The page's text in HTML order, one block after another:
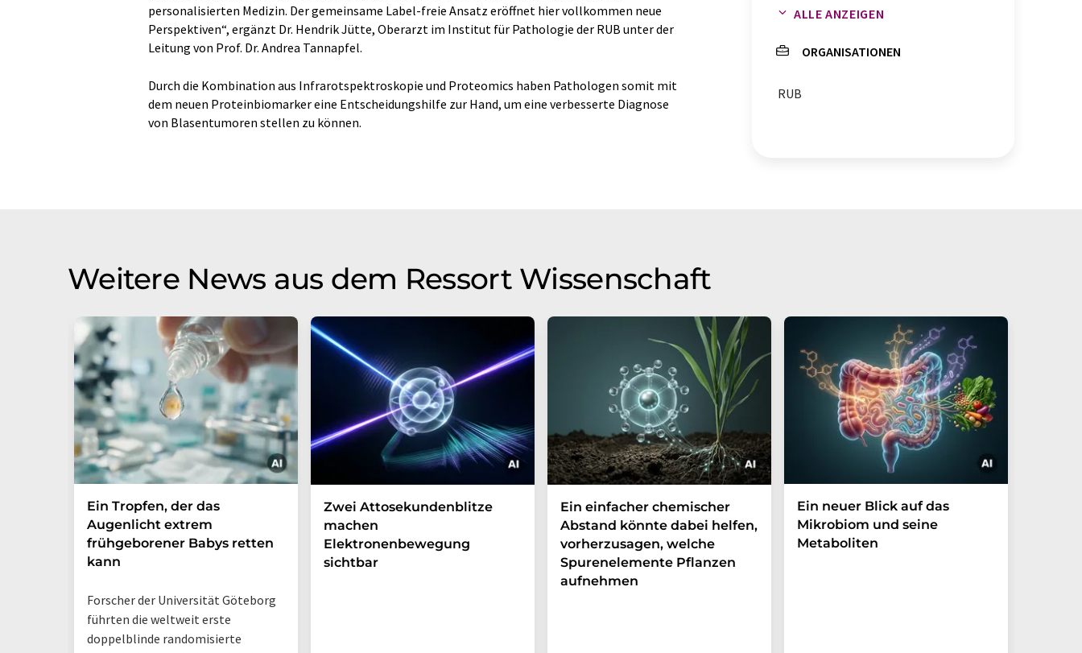
personalisierten Medizin. Der gemeinsame Label-freie Ansatz eröffnet hier vollkommen neue
Perspektiven“, ergänzt Dr. Hendrik Jütte, Oberarzt im Institut für Pathologie der RUB unter der
Leitung von Prof. Dr. Andrea Tannapfel.
Durch die Kombination aus Infrarotspektroskopie und Proteomics haben Pathologen somit mit
dem neuen Proteinbiomarker eine Entscheidungshilfe zur Hand, um eine verbesserte Diagnose
von Blasentumoren stellen zu können.
Proteinbiomarker
Infrarotspektroskopie
Proteomics
ALLE ANZEIGEN
ORGANISATIONEN
RUB
Weitere News aus dem Ressort Wissenschaft
Ein Tropfen, der das
Augenlicht extrem
frühgeborener Babys retten
kann
Forscher der Universität Göteborg
führten die weltweit erste
doppelblinde randomisierte
Zwei Attosekundenblitze
machen
Elektronenbewegung
sichtbar
Ein einfacher chemischer
Abstand könnte dabei helfen,
vorherzusagen, welche
Spurenelemente Pflanzen
aufnehmen
Ein neuer Blick auf das
Mikrobiom und seine
Metaboliten